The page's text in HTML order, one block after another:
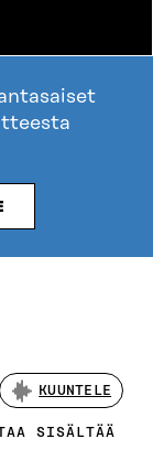
KUUNTELE
SISÄLTÄÄ